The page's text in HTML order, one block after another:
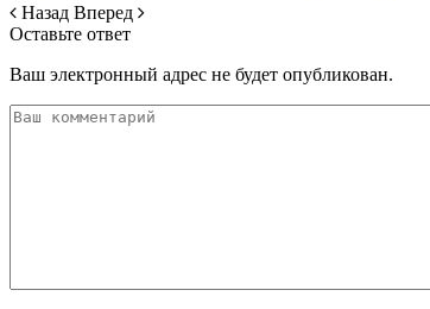
Назад Вперед
Оставьте ответ
Ваш электронный адрес не будет опубликован.